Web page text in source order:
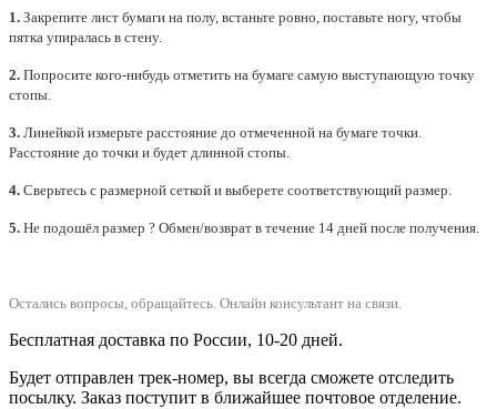
1. Закрепите лист бумаги на полу, встаньте ровно, поставьте ногу, чтобы
пятка упиралась в стену.
2. Попросите кого-нибудь отметить на бумаге самую выступающую точку
стопы.
3. Линейкой измерьте расстояние до отмеченной на бумаге точки.
Расстояние до точки и будет длинной стопы.
4. Сверьтесь с размерной сеткой и выберете соответствующий размер.
5. Не подошёл размер ? Обмен/возврат в течение 14 дней после получения.
Остались вопросы, обращайтесь. Онлайн консультант на связи.
Бесплатная доставка по России, 10-20 дней.
Будет отправлен трек-номер, вы всегда сможете отследить
посылку. Заказ поступит в ближайшее почтовое отделение.